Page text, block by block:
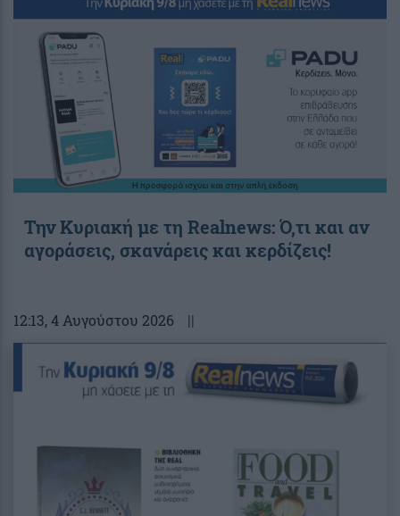
Την Κυριακή με τη Realnews: Ό,τι και αν
αγοράσεις, σκανάρεις και κερδίζεις!
12:13, 4 Αυγούστου 2026 ||